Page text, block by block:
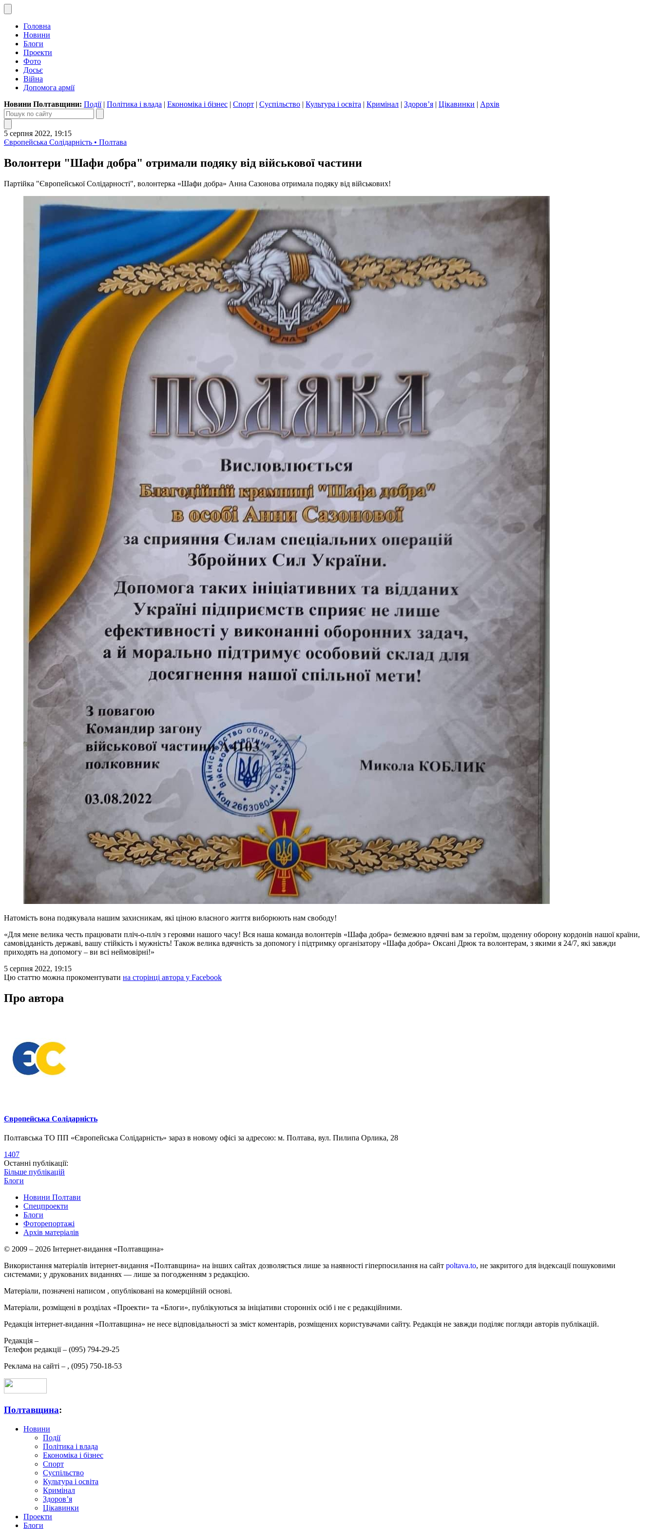
Головна
Новини
Блоги
Проекти
Фото
Досьє
Війна
Допомога армії
Новини Полтавщини: Події| Політика і влада | Економіка і бізнес | Спорт | Суспільство | Культура і освіта | Кримінал | Здоров’я | Цікавинки | Архів
5 серпня 2022, 19:15
Європейська Солідарність • Полтава
Волонтери "Шафи добра" отримали подяку від військової частини
Партійка "Європейської Солідарності", волонтерка «Шафи добра» Анна Сазонова отримала подяку від військових!
Натомість вона подякувала нашим захисникам, які ціною власного життя виборюють нам свободу!
«Для мене велика честь працювати пліч-о-пліч з героями нашого часу! Вся наша команда волонтерів «Шафа добра» безмежно вдячні вам за героїзм, щоденну оборону кордонів нашої країни,
самовідданість державі, вашу стійкість і мужність! Також велика вдячність за допомогу і підтримку організатору «Шафа добра» Оксані Дрюк та волонтерам, з якими я 24/7, які завжди
приходять на допомогу – ви всі неймовірні!»
5 серпня 2022, 19:15
Цю статтю можна прокоментувати на сторінці автора у Facebook
Про автора
Європейська Солідарність
Полтавська ТО ПП «Європейська Солідарність» зараз в новому офісі за адресою: м. Полтава, вул. Пилипа Орлика, 28
1407
Останні публікації:
Більше публікацій
Блоги
Новини Полтави
Спецпроекти
Блоги
Фоторепортажі
Архів матеріалів
© 2009 – 2026 Інтернет-видання «Полтавщина»
Використання матеріалів інтернет-видання «Полтавщина» на інших сайтах дозволяється лише за наявності гіперпосилання на сайт poltava.to, не закритого для індексації пошуковими
системами; у друкованих виданнях — лише за погодженням з редакцією.
Матеріали, позначені написом , опубліковані на комерційній основі.
Матеріали, розміщені в розділах «Проекти» та «Блоги», публікуються за ініціативи сторонніх осіб і не є редакційними.
Редакція інтернет-видання «Полтавщина» не несе відповідальності за зміст коментарів, розміщених користувачами сайту. Редакція не завжди поділяє погляди авторів публікацій.
Редакція –
Телефон редакції – (095) 794-29-25
Реклама на сайті – , (095) 750-18-53
Полтавщина:
Новини
Події
Політика і влада
Економіка і бізнес
Спорт
Суспільство
Культура і освіта
Кримінал
Здоров’я
Цікавинки
Проекти
Блоги